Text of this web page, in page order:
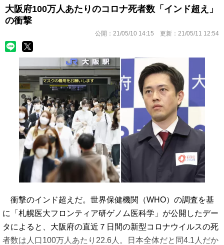
大阪府100万人あたりのコロナ死者数「インド超え」
の衝撃
公開： 21/05/10 14:15 更新： 21/05/11 12:54
衝撃のインド超えだ。世界保健機関（WHO）の調査を基
に「札幌医大フロンティア研ゲノム医科学」が公開したデー
タによると、大阪府の直近７日間の新型コロナウイルスの死
者数は人口100万人あたり22.6人。日本全体だと同4.1人だか